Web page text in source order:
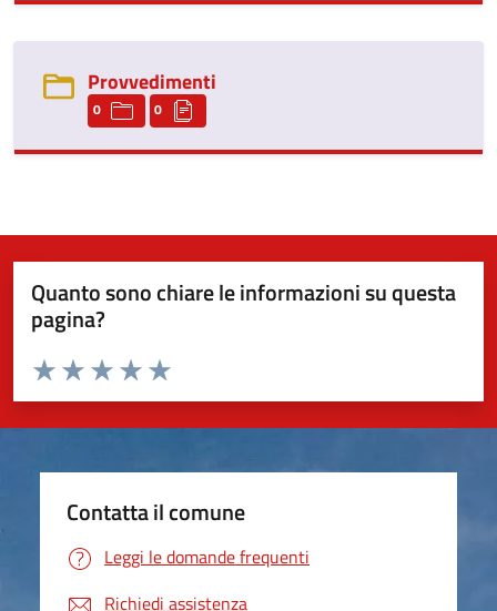
Provvedimenti
0 0
Quanto sono chiare le informazioni su questa
pagina?
Valuta da 1 a 5 stelle la pagina
Valuta 5 stelle su 5
Valuta 4 stelle su 5
Valuta 3 stelle su 5
Valuta 2 stelle su 5
Valuta 1 stelle su 5
Contatta il comune
Leggi le domande frequenti
Richiedi assistenza